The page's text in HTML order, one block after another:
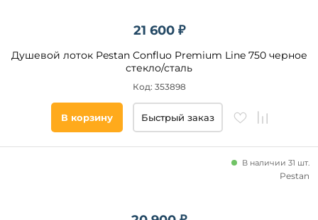
21 600 ₽
Душевой лоток Pestan Confluo Premium Line 750 черное
стекло/сталь
Код: 353898
В корзину Быстрый заказ
В наличии 31 шт.
Pestan